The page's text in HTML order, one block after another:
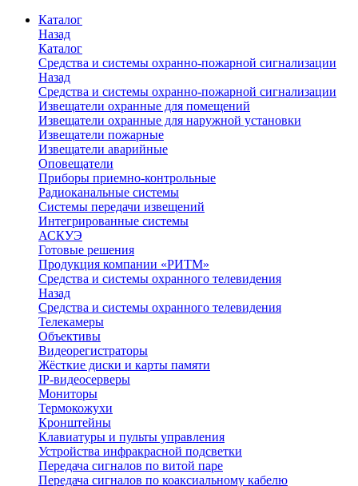
Каталог
Назад
Каталог
Средства и системы охранно-пожарной сигнализации
Назад
Средства и системы охранно-пожарной сигнализации
Извещатели охранные для помещений
Извещатели охранные для наружной установки
Извещатели пожарные
Извещатели аварийные
Оповещатели
Приборы приемно-контрольные
Радиоканальные системы
Системы передачи извещений
Интегрированные системы
АСКУЭ
Готовые решения
Продукция компании «РИТМ»
Средства и системы охранного телевидения
Назад
Средства и системы охранного телевидения
Телекамеры
Объективы
Видеорегистраторы
Жёсткие диски и карты памяти
IP-видеосерверы
Мониторы
Термокожухи
Кронштейны
Клавиатуры и пульты управления
Устройства инфракрасной подсветки
Передача сигналов по витой паре
Передача сигналов по коаксиальному кабелю